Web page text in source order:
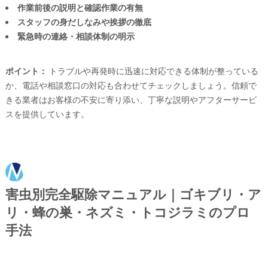
作業前後の説明と確認作業の有無
スタッフの身だしなみや挨拶の徹底
緊急時の連絡・相談体制の明示
ポイント：
トラブルや再発時に迅速に対応できる体制が整っている
か、電話や相談窓口の対応も合わせてチェックしましょう。信頼で
きる業者はお客様の不安に寄り添い、丁寧な説明やアフターサービ
スを提供しています。
害虫別完全駆除マニュアル｜ゴキブリ・ア
リ・蜂の巣・ネズミ・トコジラミのプロ
手法